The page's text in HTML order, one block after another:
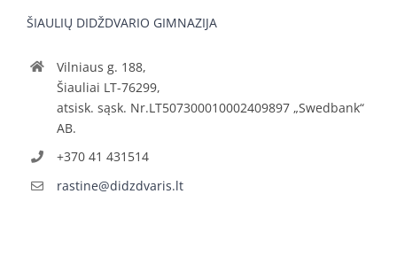
ŠIAULIŲ DIDŽDVARIO GIMNAZIJA
Vilniaus g. 188,
Šiauliai LT-76299,
atsisk. sąsk. Nr.LT507300010002409897 „Swedbank“
AB.
+370 41 431514
rastine@didzdvaris.lt